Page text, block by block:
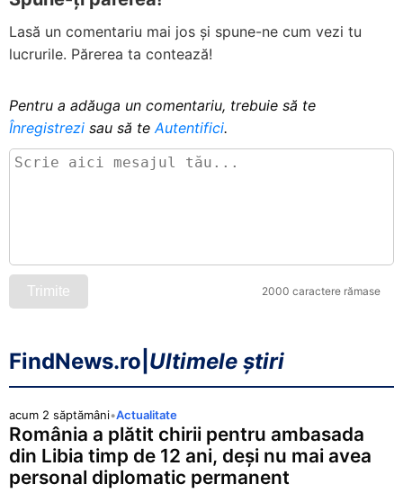
Lasă un comentariu mai jos și spune-ne cum vezi tu
lucrurile. Părerea ta contează!
Pentru a adăuga un comentariu, trebuie să te
Înregistrezi sau să teAutentifici.
2000 caractere rămase
Trimite
FindNews.ro Ultimele știri
acum 2 săptămâni•Actualitate
România a plătit chirii pentru ambasada
din Libia timp de 12 ani, deși nu mai avea
personal diplomatic permanent